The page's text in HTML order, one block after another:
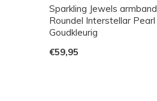
Sparkling Jewels armband
Roundel Interstellar Pearl
Goudkleurig
€59,95